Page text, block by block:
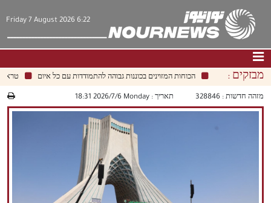
Friday 7 August 2026 6:22
דף הבית |צור קשר|אודות מבזקים : טראמפ הכוחות המזוינים בכוננות גבוהה להתמודדות עם כל איום
מזהה חדשות : 328846 תאריך :‫‫Monday‬‬ 2026/7/6 18:31